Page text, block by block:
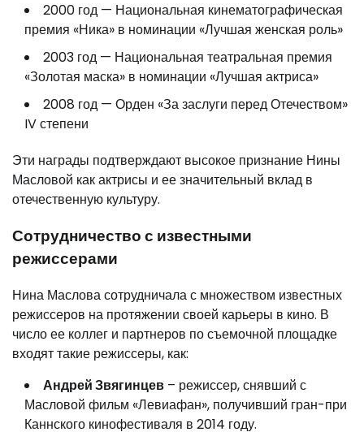
2000 год — Национальная кинематографическая
премия «Ника» в номинации «Лучшая женская роль»
2003 год — Национальная театральная премия
«Золотая маска» в номинации «Лучшая актриса»
2008 год — Орден «За заслуги перед Отечеством»
IV степени
Эти награды подтверждают высокое признание Нины
Масловой как актрисы и ее значительный вклад в
отечественную культуру.
Сотрудничество с известными
режиссерами
Нина Маслова сотрудничала с множеством известных
режиссеров на протяжении своей карьеры в кино. В
число ее коллег и партнеров по съемочной площадке
входят такие режиссеры, как:
Андрей Звягинцев – режиссер, снявший с
Масловой фильм «Левиафан», получивший гран-при
Каннского кинофестиваля в 2014 году.